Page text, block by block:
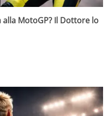
MotoGP? Il Dottore lo